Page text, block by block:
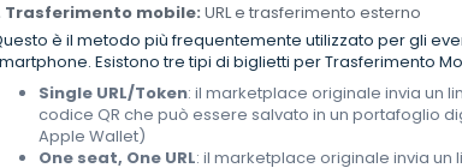
Trasferimento mobile: URL e trasferimento esterno
è il metodo più frequentemente utilizzato per gli
Esistono tre tipi di biglietti per Trasferimento
Single URL/Token: il marketplace originale invia un
codice QR che può essere salvato in un portafoglio
Apple Wallet)
One seat, One URL: il marketplace originale invia